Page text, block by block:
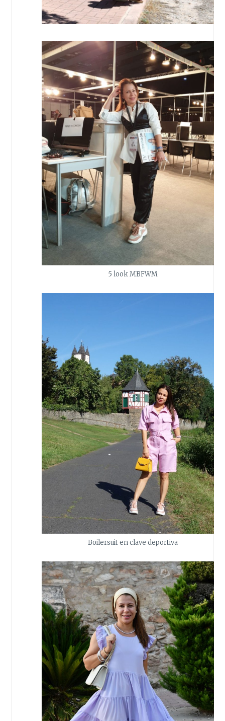
5 look MBFWM
Boilersuit en clave deportiva